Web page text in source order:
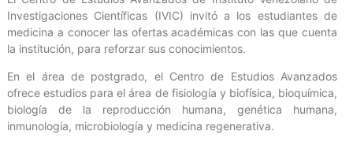
Investigaciones Científicas (IVIC) invitó a los estudiantes de
medicina a conocer las ofertas académicas con las que cuenta
la institución, para reforzar sus conocimientos.
En el área de postgrado, el Centro de Estudios Avanzados
ofrece estudios para el área de fisiología y biofísica, bioquímica,
biología de la reproducción humana, genética humana,
inmunología, microbiología y medicina regenerativa.